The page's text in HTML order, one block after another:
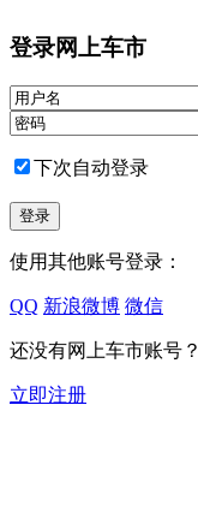
登录网上车市
下次自动登录
使用其他账号登录：
QQ 新浪微博 微信
还没有网上车市账号？
立即注册